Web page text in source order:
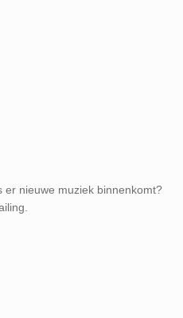
nieuwe muziek binnenkomt?